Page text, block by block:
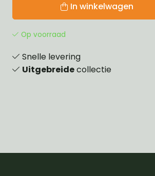
In winkelwagen
Op voorraad
Snelle levering
Uitgebreidecollectie